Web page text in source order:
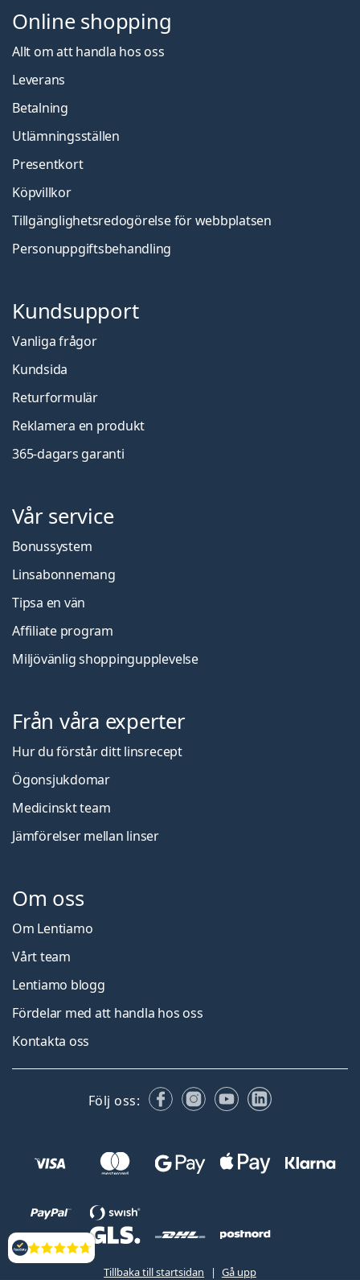
Recensioner
Online shopping
Allt om att handla hos oss
Leverans
Betalning
Utlämningsställen
Presentkort
Köpvillkor
Tillgänglighetsredogörelse för webbplatsen
Personuppgiftsbehandling
Kundsupport
Vanliga frågor
Kundsida
Returformulär
Reklamera en produkt
365-dagars garanti
Vår service
Bonussystem
Linsabonnemang
Tipsa en vän
Affiliate program
Miljövänlig shoppingupplevelse
Från våra experter
Hur du förstår ditt linsrecept
Ögonsjukdomar
Medicinskt team
Jämförelser mellan linser
Om oss
Om Lentiamo
Vårt team
Lentiamo blogg
Fördelar med att handla hos oss
Kontakta oss
Följ oss: FacebookInstagram
YouTubeLinkedIn
Tillbaka till startsidan Gå upp